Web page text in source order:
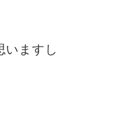
いますし